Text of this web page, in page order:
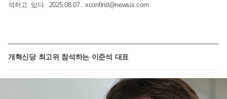
석하고 있다. 2025.08.07. xconfind@newsis.com
개혁신당 최고위 참석하는 이준석 대표